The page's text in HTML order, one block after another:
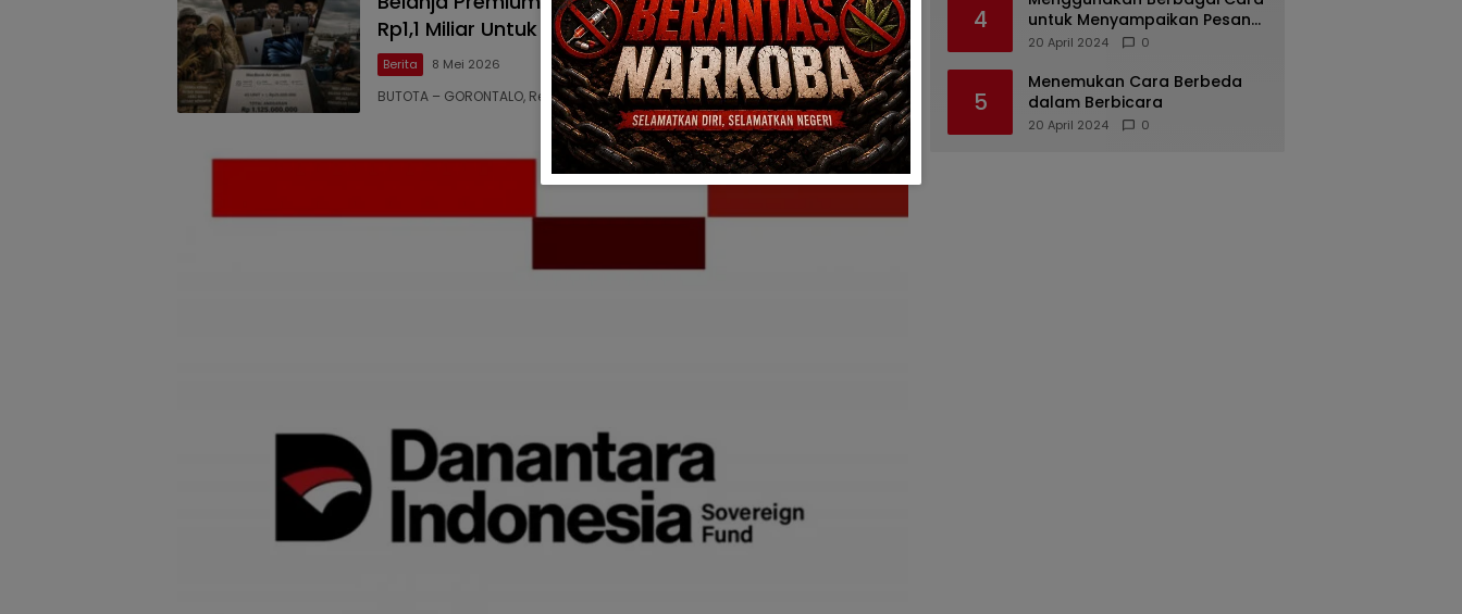
Rp1,1 Miliar Untuk 45 Unit MacBook Air
Berita 8 Mei 2026
BUTOTA – GORONTALO, Rencana pengadaan 45 unit MacBook…
4
untuk Menyampaikan Pesan
dengan Efektif
20 April 2024 0
5
Menemukan Cara Berbeda
dalam Berbicara
20 April 2024 0